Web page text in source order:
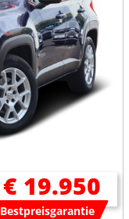
€ 19.950
Bestpreisgarantie